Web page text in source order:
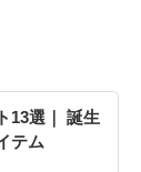
13選｜ 誕生
テム